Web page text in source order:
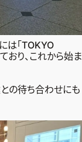
は「TOKYO
おり、これから始ま
の待ち合わせにも